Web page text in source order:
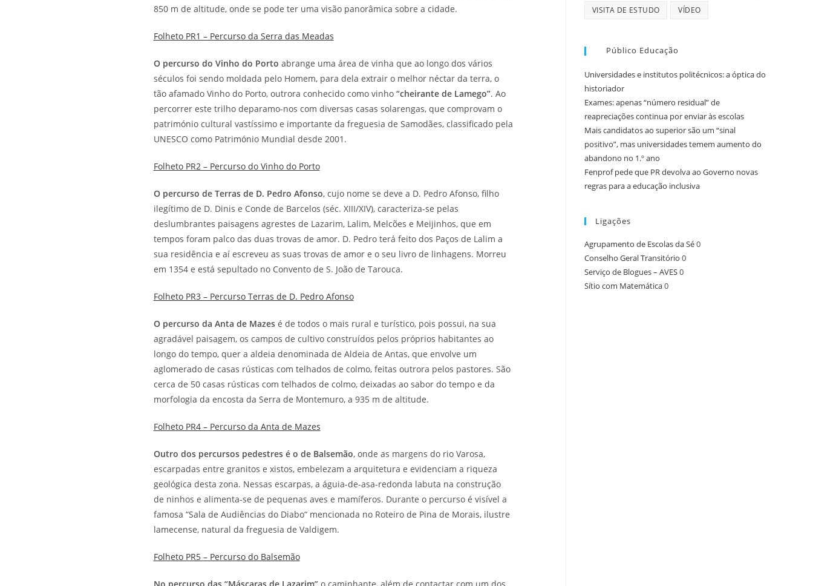
850 m de altitude, onde se pode ter uma visão panorâmica sobre a cidade.
Folheto PR1 – Percurso da Serra das Meadas
O percurso do Vinho do Porto abrange uma área de vinha que ao longo dos vários
séculos foi sendo moldada pelo Homem, para dela extrair o melhor néctar da terra, o
tão afamado Vinho do Porto, outrora conhecido como vinho“cheirante de Lamego”. Ao
percorrer este trilho deparamo-nos com diversas casas solarengas, que comprovam o
património cultural vastíssimo e importante da freguesia de Samodães, classificado pela
UNESCO como Património Mundial desde 2001.
Folheto PR2 – Percurso do Vinho do Porto
O percurso de Terras de D. Pedro Afonso, cujo nome se deve a D. Pedro Afonso, filho
ilegítimo de D. Dinis e Conde de Barcelos (séc. XIII/XIV), caracteriza-se pelas
deslumbrantes paisagens agrestes de Lazarim, Lalim, Melcões e Meijinhos, que em
tempos foram palco das duas trovas de amor. D. Pedro terá feito dos Paços de Lalim a
sua residência e aí escreveu as suas trovas de amor e o seu livro de linhagens. Morreu
em 1354 e está sepultado no Convento de S. João de Tarouca.
Folheto PR3 – Percurso Terras de D. Pedro Afonso
O percurso da Anta de Mazesé de todos o mais rural e turístico, pois possui, na sua
agradável paisagem, os campos de cultivo construídos pelos próprios habitantes ao
longo do tempo, quer a aldeia denominada de Aldeia de Antas, que envolve um
aglomerado de casas rústicas com telhados de colmo, feitas outrora pelos pastores. São
cerca de 50 casas rústicas com telhados de colmo, deixadas ao sabor do tempo e da
morfologia da encosta da Serra de Montemuro, a 935 m de altitude.
Folheto PR4 – Percurso da Anta de Mazes
Outro dos percursos pedestres é o de Balsemão, onde as margens do rio Varosa,
escarpadas entre granitos e xistos, embelezam a arquitetura e evidenciam a riqueza
geológica desta zona. Nessas escarpas, a águia-de-asa-redonda labuta na construção
de ninhos e alimenta-se de pequenas aves e mamíferos. Durante o percurso é visível a
famosa “Sala de Audiências do Diabo“ mencionada no Roteiro de Pina de Morais, ilustre
lamecense, natural da freguesia de Valdigem.
Folheto PR5 – Percurso do Balsemão
No percurso das “Máscaras de Lazarim”o caminhante, além de contactar com um dos
VISITA DE ESTUDO VÍDEO
Público Educação
Universidades e institutos politécnicos: a óptica do
historiador
Exames: apenas “número residual” de
reapreciações continua por enviar às escolas
Mais candidatos ao superior são um “sinal
positivo”, mas universidades temem aumento do
abandono no 1.º ano
Fenprof pede que PR devolva ao Governo novas
regras para a educação inclusiva
Ligações
Agrupamento de Escolas da Sé0
Conselho Geral Transitório 0
Serviço de Blogues – AVES0
Sítio com Matemática0